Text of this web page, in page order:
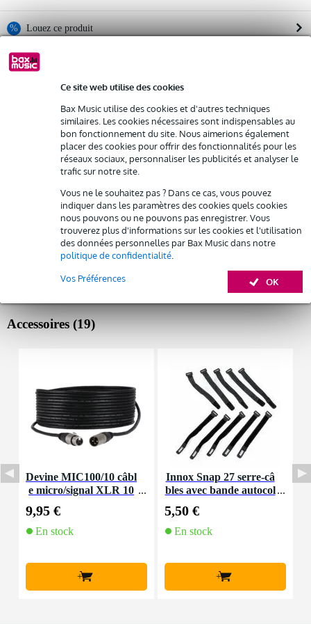
Ce site web utilise des cookies
Bax Music utilise des cookies et d'autres techniques
similaires. Les cookies nécessaires sont indispensables au
bon fonctionnement du site. Nous aimerions également
placer des cookies pour offrir des fonctionnalités pour les
réseaux sociaux, personnaliser les publicités et analyser le
trafic sur notre site.
Vous ne le souhaitez pas ? Dans ce cas, vous pouvez
indiquer dans les paramètres des cookies quels cookies
nous pouvons ou ne pouvons pas enregistrer. Vous
trouverez plus d'informations sur les cookies et l'utilisation
des données personnelles par Bax Music dans notre
politique de confidentialité
OK
Vos Préférences
% Louez ce produit
Louez ce produit à partir de 95 € par mois
Location de plusieurs produits à la fois : min. 300 € et max.
Livraison à domicilegratuite
Résiliation possible du contrat après 4 mois
Possibilité d'acheter votre/vos produit(s) à un tarif réduit
Remplacement rapide par Bax Music en cas de défectuosité
Louez ce produit
Informations
Afficher toutes les caractéristiques du produit
Autres variantes (9)
Accessoires (19)
Devine MIC100/10 câbl
e micro/signal XLR 10
9,95 €
En stock
+
Innox Snap 27 serre-câ
bles avec bande autocol
5,50 €
En stock
+